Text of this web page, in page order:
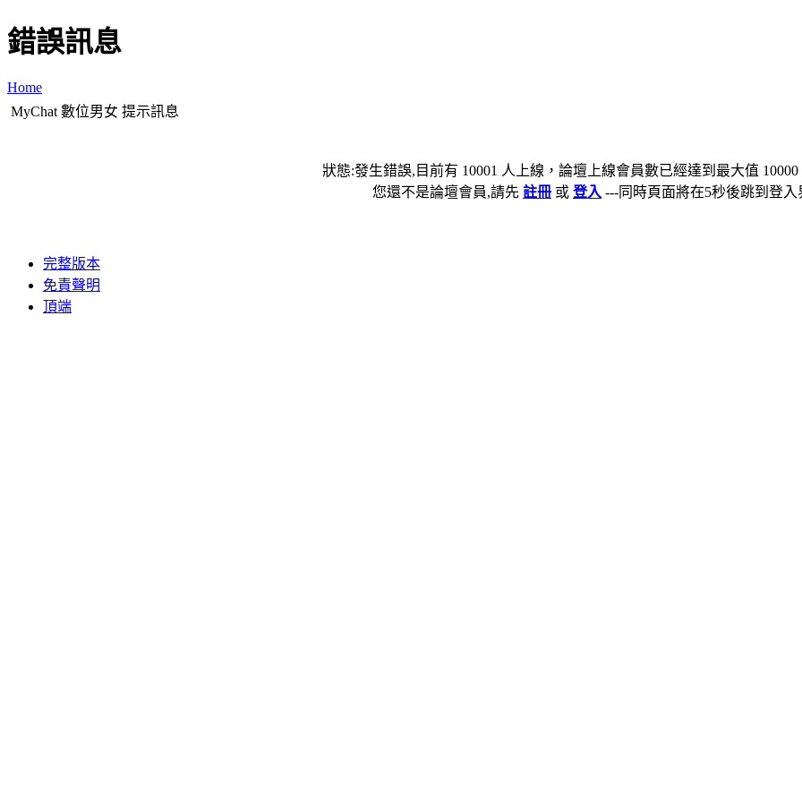
錯誤訊息
Home
MyChat 數位男女 提示訊息
狀態:發生錯誤,目前有 10001 人上線，論壇上線會員數已經達到最大值
您還不是論壇會員,請先 註冊 或 登入 ---同時頁面將在5秒後跳到登入
完整版本
免責聲明
頂端